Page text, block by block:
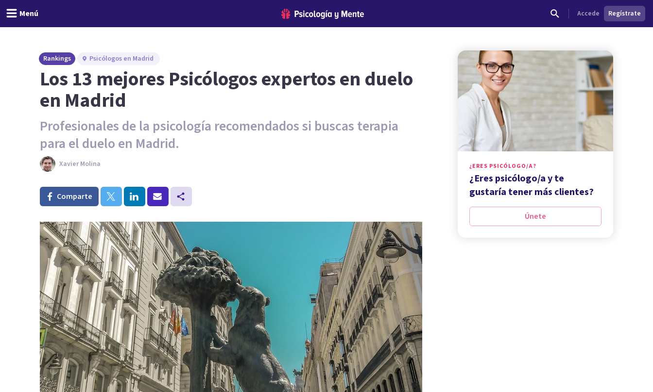
Menú Accede Regístrate
Rankings Psicólogos en Madrid
Los 13 mejores Psicólogos expertos en duelo
en Madrid
Profesionales de la psicología recomendados si buscas terapia
para el duelo en Madrid.
Xavier Molina
Comparte
¿ERES PSICÓLOGO/A?
¿Eres psicólogo/a y te
gustaría tener más clientes?
Únete